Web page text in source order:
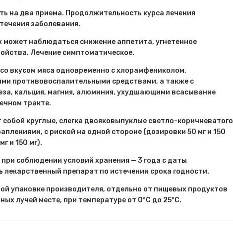
на два приема. Продолжительность курса лечения
заболевания.
наблюдаться снижение аппетита, угнетенное
Лечение симптоматическое.
вкусом мяса одновременно с хлорамфениколом,
противовоспалительными средствами, а также с
кальция, магния, алюминия, ухудшающими всасывание
тракте.
круглые, слегка двояковы­пуклые светло-коричневатого
с риской на одной стороне (дозировки 50 мг и 150
и 150 мг).
соблюдении условий хранения — 3 года с даты
препарат по истечении срока годности.
упаковке производителя, от­дельно от пищевых продуктов
лучей месте, при температуре от 0°С до 25°С.